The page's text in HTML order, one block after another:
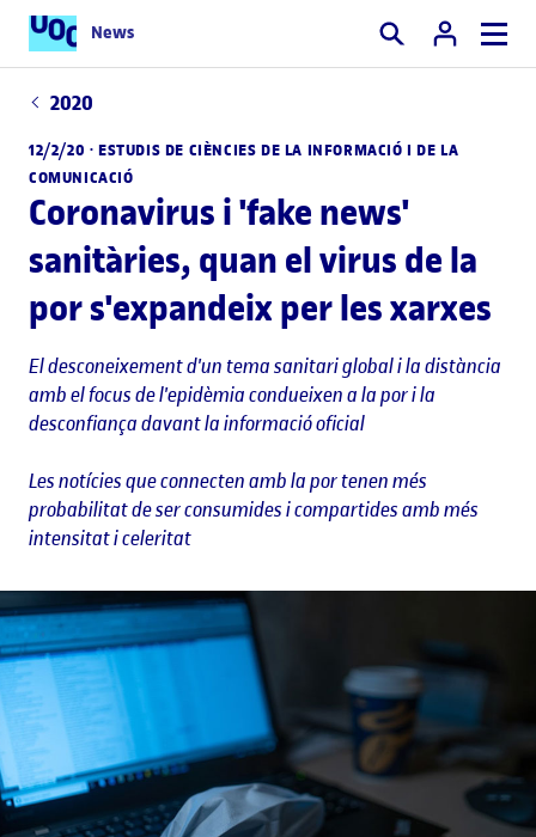
News Cercar
2020
12/2/20 · ESTUDIS DE CIÈNCIES DE LA INFORMACIÓ I DE LA
COMUNICACIÓ
Coronavirus i 'fake news'
sanitàries, quan el virus de la
por s'expandeix per les xarxes
El desconeixement d'un tema sanitari global i la distància
amb el focus de l'epidèmia condueixen a la por i la
desconfiança davant la informació oficial
Les notícies que connecten amb la por tenen més
probabilitat de ser consumides i compartides amb més
intensitat i celeritat